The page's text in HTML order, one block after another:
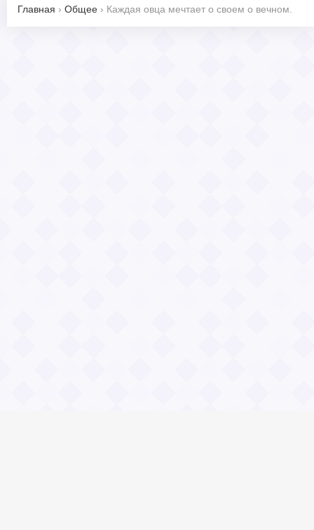
Главная › Общее › Каждая овца мечтает о своем о вечном.